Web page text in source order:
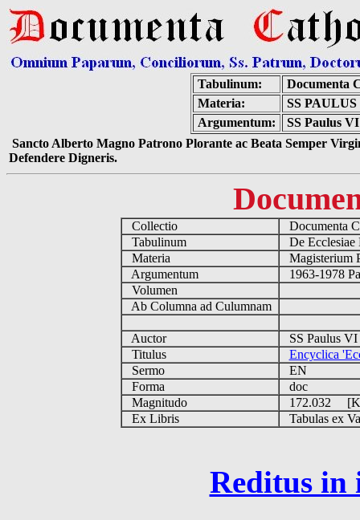
Tabulinum:
Documenta
Materia:
SS
Argumentum:
SS Paulus
Sancto Alberto Magno Patrono Plorante ac Beata Semper
Defendere Digneris.
Collectio
Documenta
Tabulinum
De
Materia
Magisterium
Argumentum
1963-1978
Volumen
Ab Columna ad Culumnam
Auctor
SS Paulus
Titulus
Encyclica
Sermo
EN
Forma
doc
Magnitudo
172.032
Ex Libris
Tabulas ex
Reditus in